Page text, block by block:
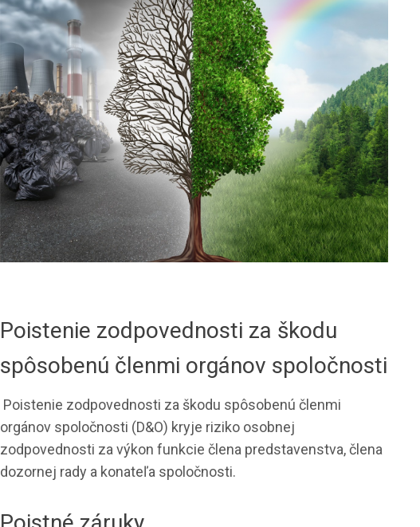
Poistenie zodpovednosti za škodu
spôsobenú členmi orgánov spoločnosti
Poistenie zodpovednosti za škodu spôsobenú členmi
orgánov spoločnosti (D&O) kryje riziko osobnej
zodpovednosti za výkon funkcie člena predstavenstva, člena
dozornej rady a konateľa spoločnosti.